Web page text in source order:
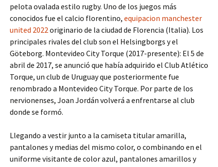
pelota ovalada estilo rugby. Uno de los juegos más
conocidos fue el calcio florentino, equipacion manchester
united 2022originario de la ciudad de Florencia (Italia). Los
principales rivales del club son el Helsingborgs y el
Göteborg. Montevideo City Torque (2017-presente): El 5 de
abril de 2017, se anunció que había adquirido el Club Atlético
Torque, un club de Uruguay que posteriormente fue
renombrado a Montevideo City Torque. Por parte de los
nervionenses, Joan Jordán volverá a enfrentarse al club
donde se formó.
Llegando a vestir junto a la camiseta titular amarilla,
pantalones y medias del mismo color, o combinando en el
uniforme visitante de color azul, pantalones amarillos y